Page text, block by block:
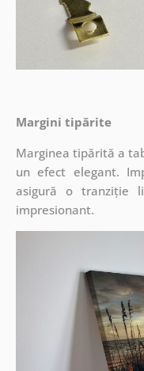
Margini tipărite
Marginea tipărită a
un efect elegant.
asigură o tranziție
impresionant.